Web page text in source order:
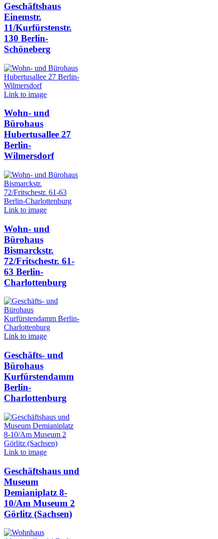
Geschäftshaus
Einemstr.
11/Kurfürstenstr.
130 Berlin-
Schöneberg
Link to image
Wohn- und
Bürohaus
Hubertusallee 27
Berlin-
Wilmersdorf
Link to image
Wohn- und
Bürohaus
Bismarckstr.
72/Fritschestr. 61-
63 Berlin-
Charlottenburg
Link to image
Geschäfts- und
Bürohaus
Kurfürstendamm
Berlin-
Charlottenburg
Link to image
Geschäftshaus und
Museum
Demianiplatz 8-
10/Am Museum 2
Görlitz (Sachsen)